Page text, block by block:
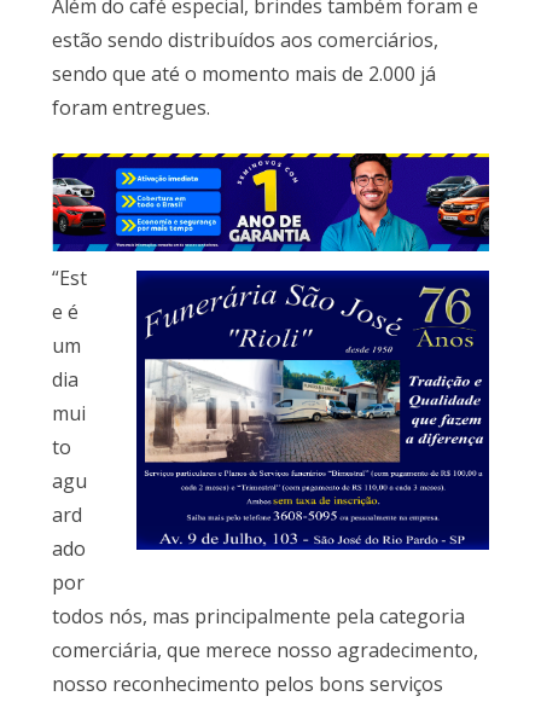
Além do café especial, brindes também foram e
estão sendo distribuídos aos comerciários,
sendo que até o momento mais de 2.000 já
foram entregues.
“Est
e é
um
dia
mui
to
agu
ard
ado
por
todos nós, mas principalmente pela categoria
comerciária, que merece nosso agradecimento,
nosso reconhecimento pelos bons serviços